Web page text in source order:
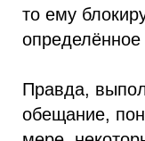
то ему
Правда,
обещание,